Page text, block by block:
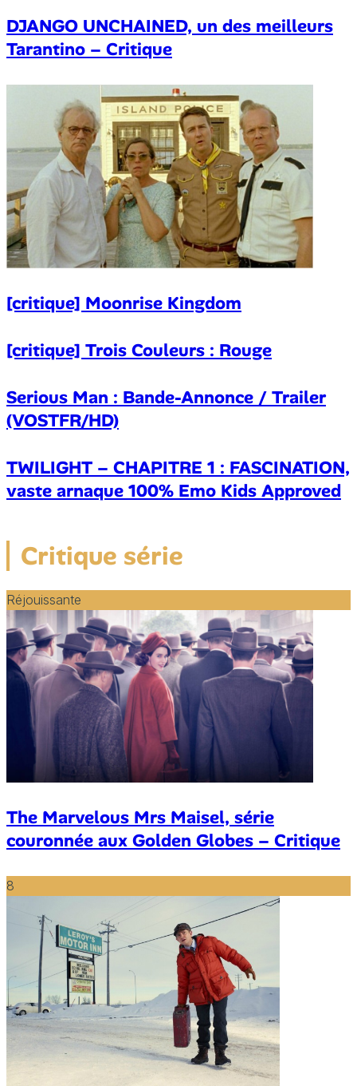
DJANGO UNCHAINED, un des meilleurs
Tarantino – Critique
[critique] Moonrise Kingdom
[critique] Trois Couleurs : Rouge
Serious Man : Bande-Annonce / Trailer
(VOSTFR/HD)
TWILIGHT – CHAPITRE 1 : FASCINATION,
vaste arnaque 100% Emo Kids Approved
Critique série
Réjouissante
The Marvelous Mrs Maisel, série
couronnée aux Golden Globes – Critique
8